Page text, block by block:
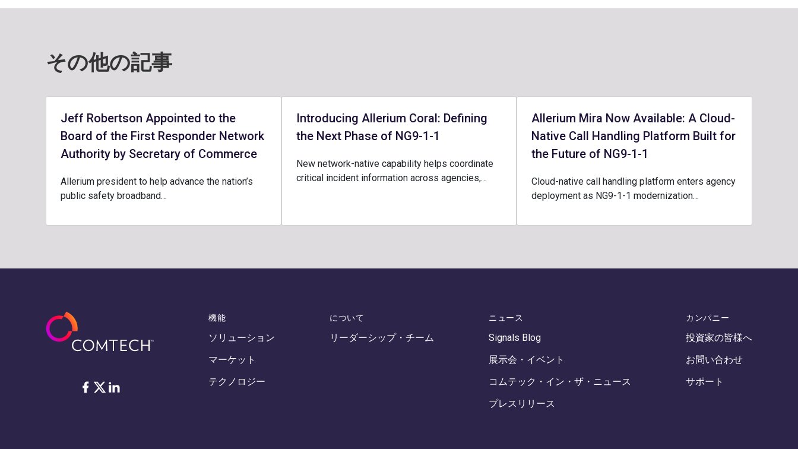
その他の記事
Jeff Robertson Appointed to the
Board of the First Responder Network
Authority by Secretary of Commerce
Allerium president to help advance the nation’s
public safety broadband…
Introducing Allerium Coral: Defining
the Next Phase of NG9-1-1
New network-native capability helps coordinate
critical incident information across agencies,…
Allerium Mira Now Available: A Cloud-
Native Call Handling Platform Built for
the Future of NG9-1-1
Cloud-native call handling platform enters agency
deployment as NG9-1-1 modernization…
フェイスブック Twitter
リンクトイン
機能
ソリューション
マーケット
テクノロジー
について
リーダーシップ・チーム
ニュース
Signals Blog
展示会・イベント
コムテック・イン・ザ・ニュース
プレスリリース
カンパニー
投資家の皆様へ
お問い合わせ
サポート